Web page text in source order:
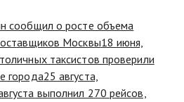
сообщил о росте объема
Москвы18 июня,
таксистов проверили
города25 августа,
выполнил 270 рейсов,